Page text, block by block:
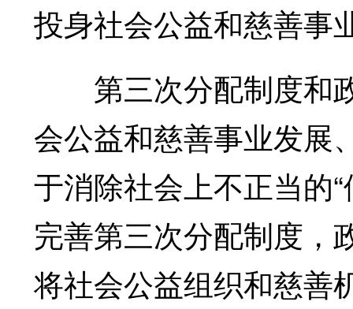
投身社会公益和慈善事
第三次分配制度和
会公益和慈善事业发展
于消除社会上不正当的
完善第三次分配制度，
将社会公益组织和慈善